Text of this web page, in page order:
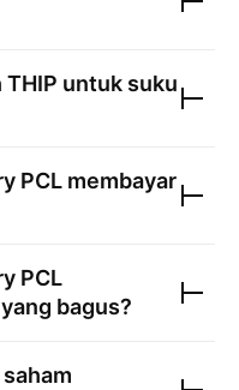
THIP untuk suku
PCL membayar
PCL
bagus?